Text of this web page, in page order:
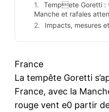
Tempete Goretti :
Manche et rafales
Impacts, mesures
France
La tempête Goretti
France, avec la
rouge vent e0 partir